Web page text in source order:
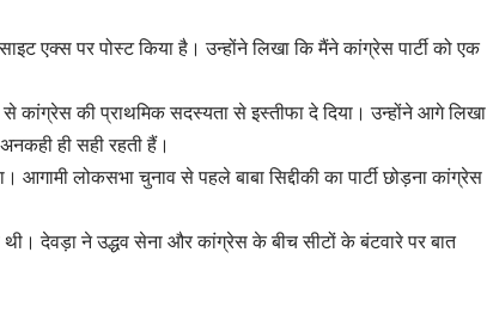
एक्स पर पोस्ट किया है। उन्होंने लिखा कि मैंने कांग्रेस पार्टी को एक
कांग्रेस की प्राथमिक सदस्यता से इस्तीफा दे दिया। उन्होंने आगे लिखा
ही सही रहती हैं।
लोकसभा चुनाव से पहले बाबा सिद्दीकी का पार्टी छोड़ना कांग्रेस
थी। देवड़ा ने उद्धव सेना और कांग्रेस के बीच सीटों के बंटवारे पर बात